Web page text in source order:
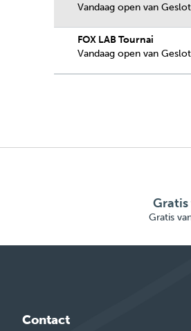
Vandaag open van
FOX LAB Tournai
Vandaag open van
Gratis
Contact